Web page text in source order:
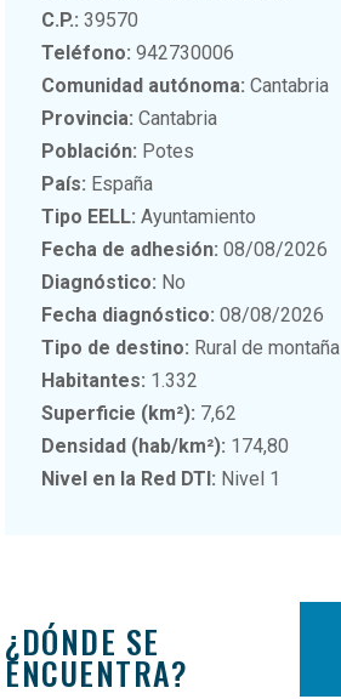
C.P.: 39570
Teléfono: 942730006
Comunidad autónoma: Cantabria
Provincia: Cantabria
Población: Potes
País: España
Tipo EELL: Ayuntamiento
Fecha de adhesión: 08/08/2026
Diagnóstico: No
Fecha diagnóstico: 08/08/2026
Tipo de destino: Rural de montaña
Habitantes: 1.332
Superficie (km²): 7,62
Densidad (hab/km²): 174,80
Nivel en la Red DTI: Nivel 1
¿DÓNDE SE
ENCUENTRA?